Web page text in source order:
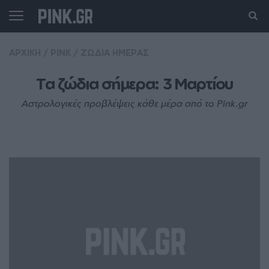
Τα ζώδια σήμερα: 3 Mαρτίου
Αστρολογικές προβλέψεις κάθε μέρα από το Pink.gr